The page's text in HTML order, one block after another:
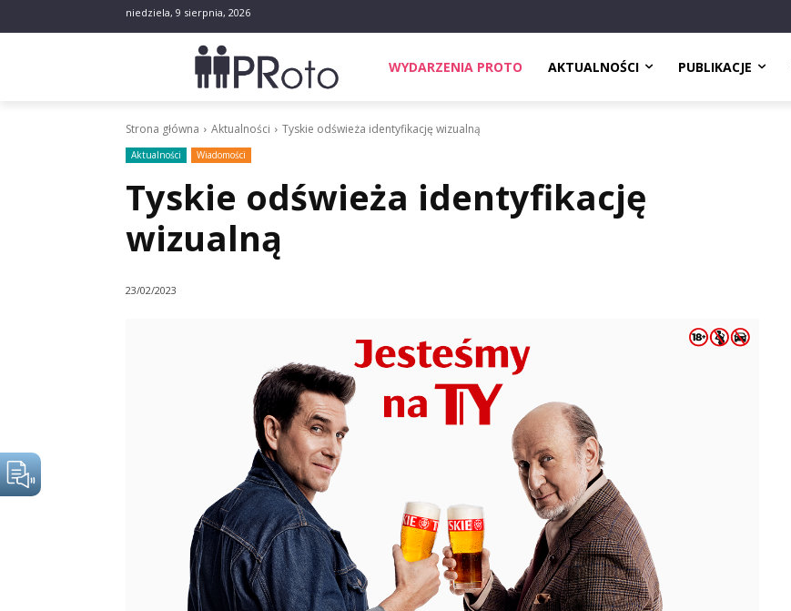
niedziela, 9 sierpnia, 2026
WYDARZENIA PROTO AKTUALNOŚCI PUBLIKACJE
Strona główna Aktualności Tyskie odświeża identyfikację wizualną
Aktualności Wiadomości
Tyskie odświeża identyfikację
wizualną
23/02/2023